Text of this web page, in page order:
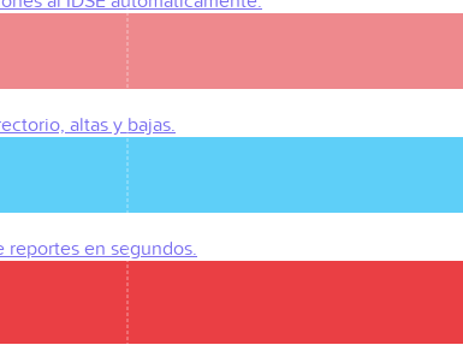
altas y bajas.
en segundos.